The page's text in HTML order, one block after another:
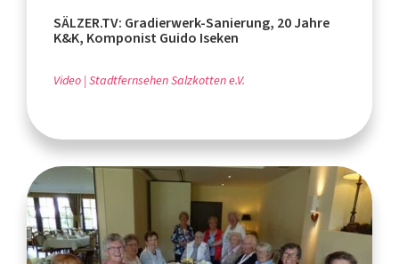
SÄLZER.TV: Gradierwerk-Sanierung, 20 Jahre
K&K, Komponist Guido Iseken
Video Stadtfernsehen Salzkotten e.V.